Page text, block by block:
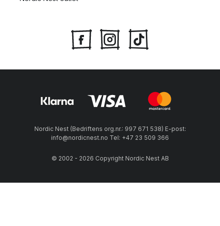
Nordic Nest (Bedriftens org.nr.: 997 671 538) E-post:
info@nordicnest.no Tel: +47 23 509 366
© 2002 - 2026 Copyright Nordic Nest AB